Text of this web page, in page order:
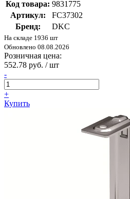
Код товара: 9831775
Артикул:
FC37302
Бренд:
DKC
На складе 1936 шт
Обновлено 08.08.2026
Розничная цена:
552.78 руб. / шт
-
+
Купить